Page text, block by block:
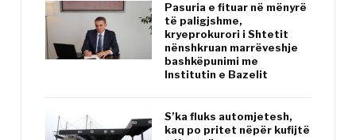
Pasuria e fituar në mënyrë
të paligjshme,
kryeprokurori i Shtetit
nënshkruan marrëveshje
bashkëpunimi me
Institutin e Bazelit
S’ka fluks automjetesh,
kaq po pritet nëpër kufijtë